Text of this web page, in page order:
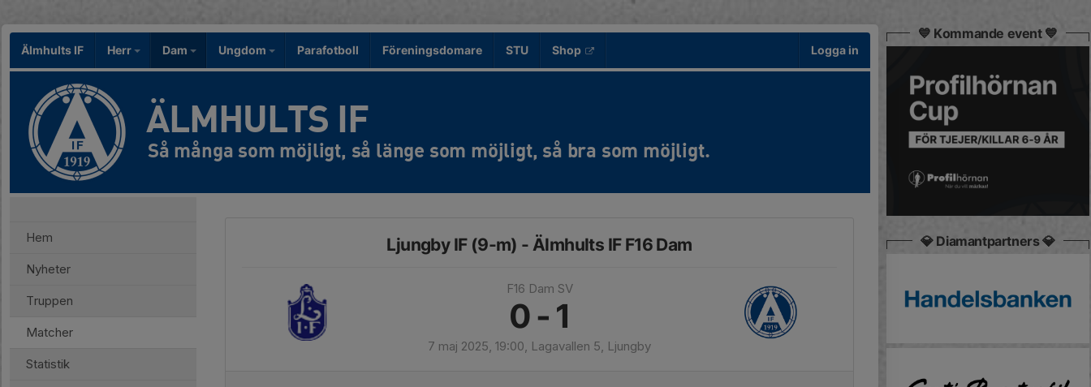
Älmhults IF Herr Dam Ungdom Parafotboll Föreningsdomare STU Shop Logga in
ÄLMHULTS IF
Hem
Nyheter
Truppen
Matcher
Statistik
Ljungby IF (9-m) - Älmhults IF F16 Dam
F16 Dam SV
0 - 1
7 maj 2025, 19:00, Lagavallen 5, Ljungby
💙 Kommande event 💙
💎 Diamantpartners 💎